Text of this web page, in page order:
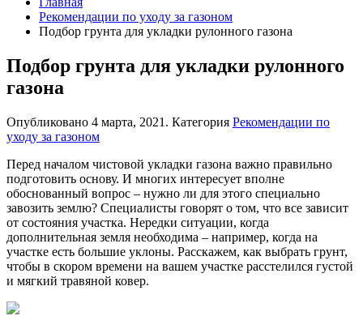
Рекомендации по уходу за газоном
Подбор грунта для укладки рулонного газона
Подбор грунта для укладки рулонного
газона
Опубликовано 4 марта, 2021 . Категория Рекомендации по
уходу за газоном
Перед началом чистовой укладки газона важно правильно
подготовить основу. И многих интересует вполне
обоснованный вопрос – нужно ли для этого специально
завозить землю? Специалисты говорят о том, что все зависит
от состояния участка. Нередки ситуации, когда
дополнительная земля необходима – например, когда на
участке есть большие уклоны. Расскажем, как выбрать грунт,
чтобы в скором времени на вашем участке расстелился густой
и мягкий травяной ковер.